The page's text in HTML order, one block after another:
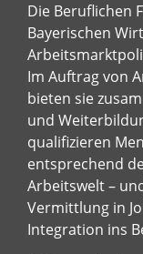
Die Beruflichen
Bayerischen
Im Auftrag von
bieten sie
und
qualifizieren
entsprechend
Arbeitswelt –
Vermittlung in
Integration ins